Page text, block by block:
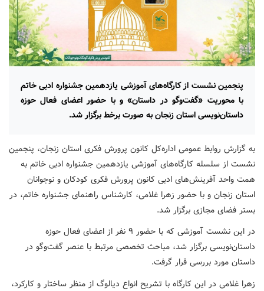
پنجمین نشست از کارگاه‌های آموزشی یازدهمین جشنواره ادبی خاتم
با محوریت «گفت‌وگو در داستان» و با حضور اعضای فعال حوزه
داستان‌نویسی استان زنجان به صورت برخط برگزار شد.
به گزارش روابط عمومی اداره‌کل کانون پرورش فکری استان زنجان، پنجمین
نشست از سلسله کارگاه‌های آموزشی یازدهمین جشنواره ادبی خاتم به
همت واحد آفرینش‌های ادبی کانون پرورش فکری کودکان و نوجوانان
استان زنجان و با حضور زهرا غلامی، کارشناس راهنمای جشنواره خاتم، در
بستر فضای مجازی برگزار شد.
در این نشست آموزشی که با حضور ۹ نفر از اعضای فعال حوزه
داستان‌نویسی برگزار شد، مباحث تخصصی مرتبط با عنصر گفت‌وگو در
داستان مورد بررسی قرار گرفت.
زهرا غلامی در این کارگاه با تشریح انواع دیالوگ از منظر ساختار و کارکرد،